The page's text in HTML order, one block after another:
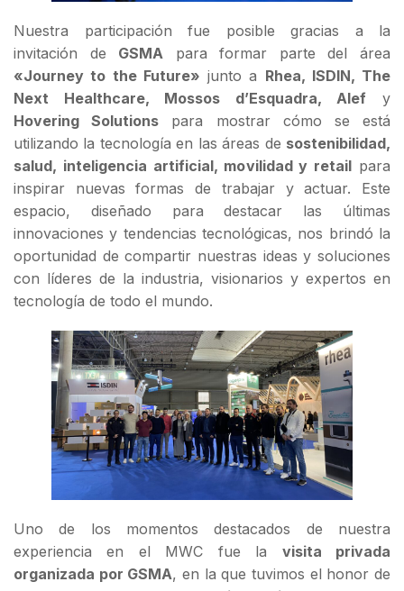
Nuestra participación fue posible gracias a la
invitación de GSMA para formar parte del área
«Journey to the Future» junto a Rhea, ISDIN, The
Next Healthcare, Mossos d’Esquadra, Alef y
Hovering Solutions para mostrar cómo se está
utilizando la tecnología en las áreas de sostenibilidad,
salud, inteligencia artificial, movilidad y retail para
inspirar nuevas formas de trabajar y actuar. Este
espacio, diseñado para destacar las últimas
innovaciones y tendencias tecnológicas, nos brindó la
oportunidad de compartir nuestras ideas y soluciones
con líderes de la industria, visionarios y expertos en
tecnología de todo el mundo.
Uno de los momentos destacados de nuestra
experiencia en el MWC fue la visita privada
organizada por GSMA, en la que tuvimos el honor de